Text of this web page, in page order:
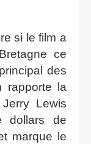
si le film a
ce
des
rapporte la
Lewis
dollars de
marque le